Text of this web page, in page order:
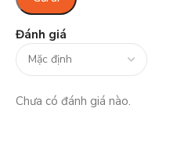
Đánh giá
Chưa có đánh giá nào.